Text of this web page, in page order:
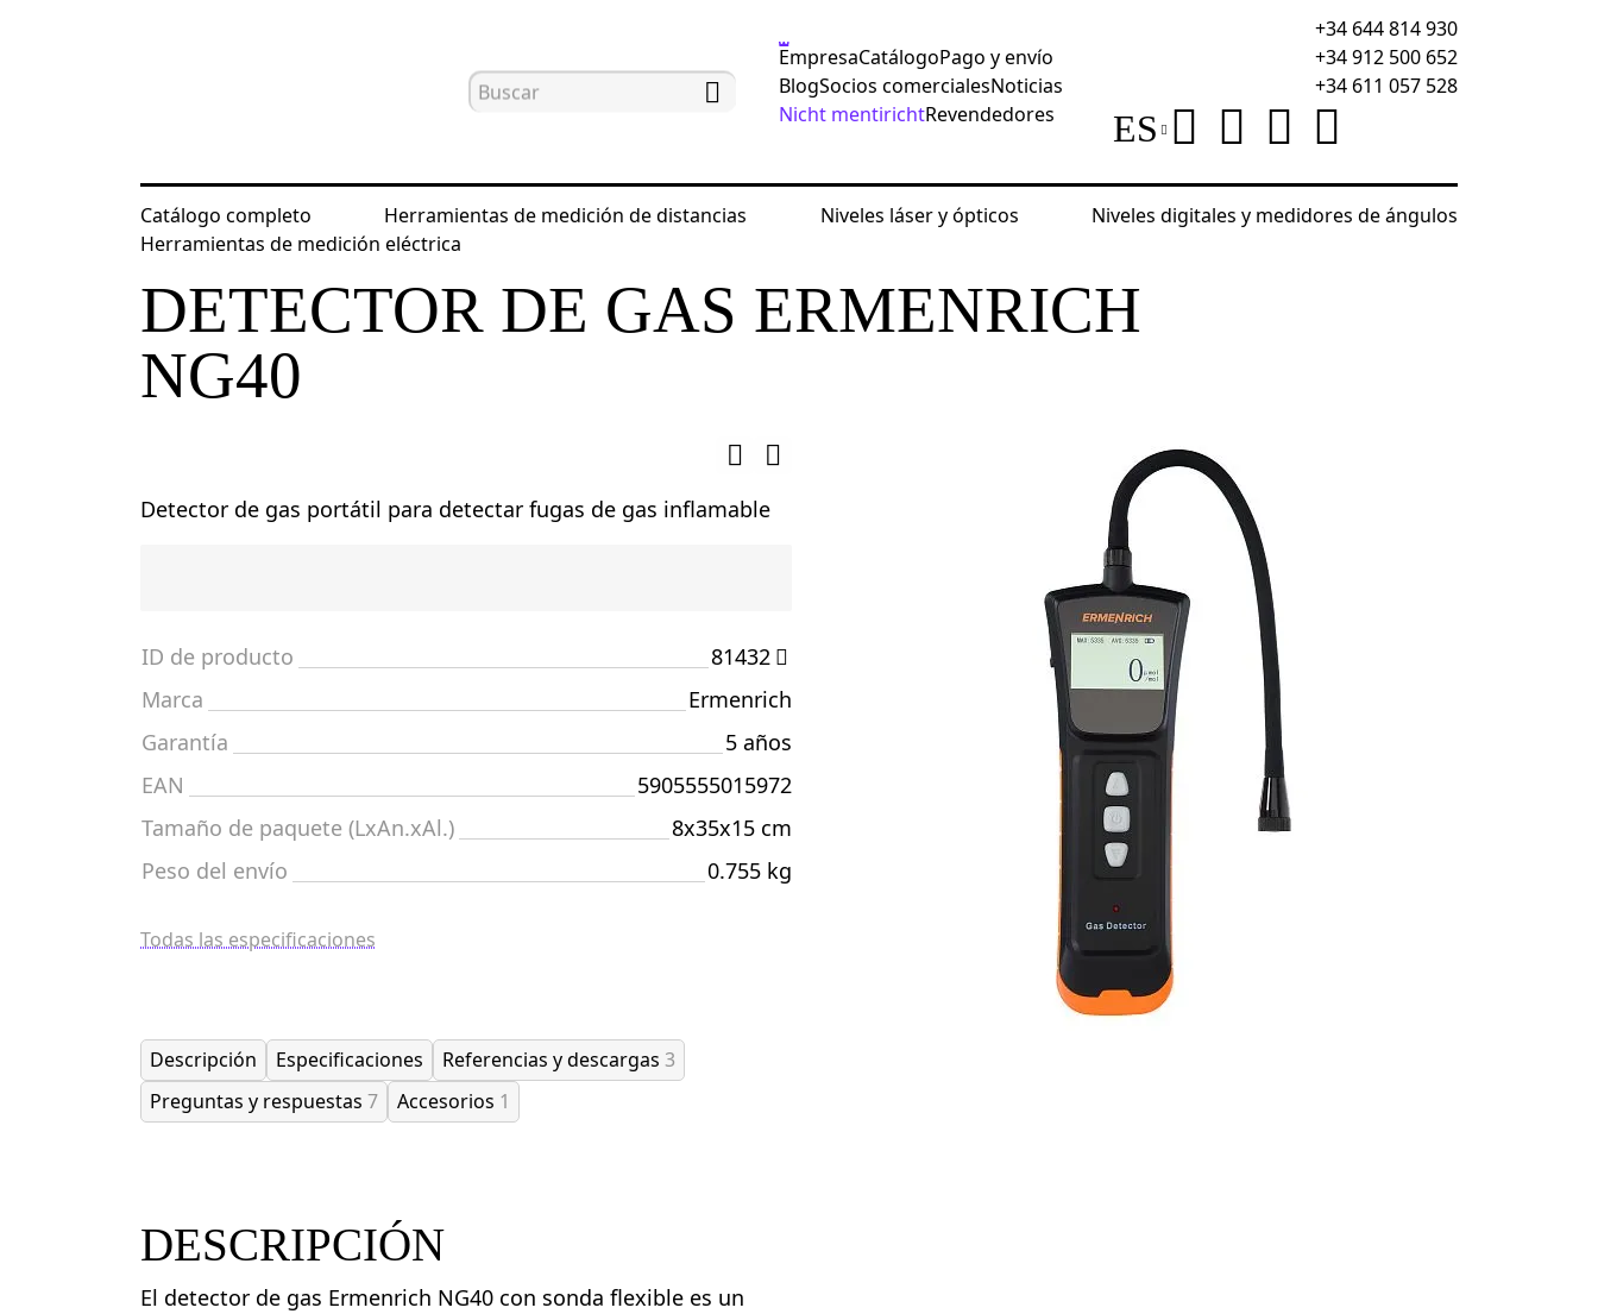
EmpresaCatálogoPago y envío
BlogSocios comercialesNoticias
Nicht mentirichtRevendedores
+34 644 814 930
+34 912 500 652
+34 611 057 528
ES
Catálogo completo Herramientas de medición de distancias Niveles láser y ópticos
Niveles digitales y medidores de ángulos
Herramientas de medición eléctrica
Inicio Catálogo Dispositivos de ensayo no destructivos Detectores de gas Detector de gas Ermenrich NG40
DETECTOR DE GAS ERMENRICH
NG40
Detector de gas portátil para detectar fugas de gas inflamable
ID de producto
81432
Marca
Ermenrich
Garantía
5 años
EAN
5905555015972
Tamaño de paquete (LxAn.xAl.)
8x35x15 cm
Peso del envío
0.755 kg
Todas las especificaciones
Descripción Especificaciones Referencias y descargas 3
Preguntas y respuestas 7 Accesorios 1
DESCRIPCIÓN
El detector de gas Ermenrich NG40 con sonda flexible es un